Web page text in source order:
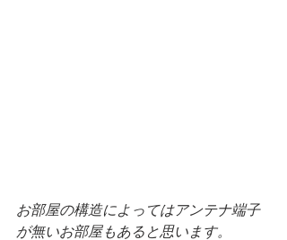
お部屋の構造によってはアンテナ端子
が無いお部屋もあると思います。